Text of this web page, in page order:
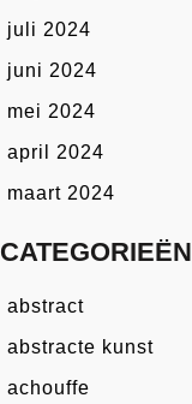
juli 2024
juni 2024
mei 2024
april 2024
maart 2024
CATEGORIEËN
abstract
abstracte kunst
achouffe